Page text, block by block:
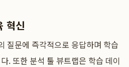
혁신
질문에 즉각적으로 응답하며 학습
. 또한 분석 툴 뷰트랩은 학습 데이